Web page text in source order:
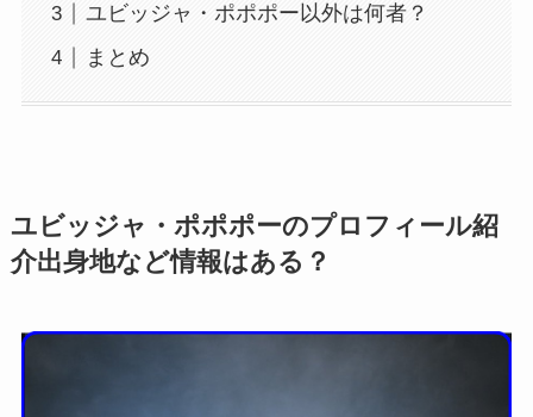
ユビッジャ・ポポポー以外は何者？
まとめ
ユビッジャ・ポポポーのプロフィール紹
介出身地など情報はある？